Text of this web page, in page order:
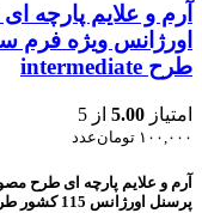
آرم و علایم
طرح intermediate
امتیاز 5.00 از 5
۱۰۰,۰۰۰ تومانعدد
آرم و علایم پارچه ای طرح
پرسنل اورژانس 115 کشور طرح intermediate